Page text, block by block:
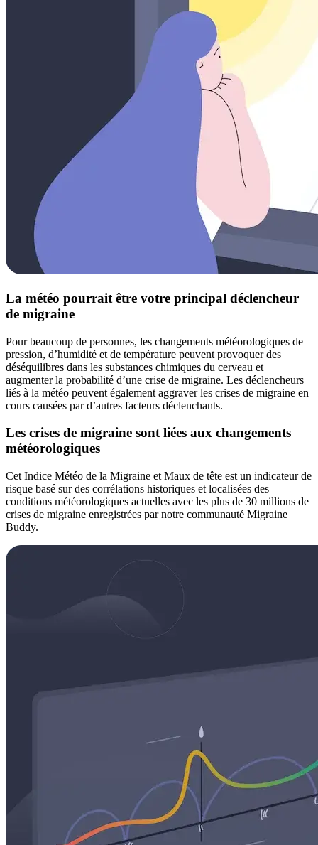
La météo pourrait être votre principal déclencheur
de migraine
Pour beaucoup de personnes, les changements météorologiques de
pression, d’humidité et de température peuvent provoquer des
déséquilibres dans les substances chimiques du cerveau et
augmenter la probabilité d’une crise de migraine. Les déclencheurs
liés à la météo peuvent également aggraver les crises de migraine en
cours causées par d’autres facteurs déclenchants.
Les crises de migraine sont liées aux changements
météorologiques
Cet Indice Météo de la Migraine et Maux de tête est un indicateur de
risque basé sur des corrélations historiques et localisées des
conditions météorologiques actuelles avec les plus de 30 millions de
crises de migraine enregistrées par notre communauté Migraine
Buddy.